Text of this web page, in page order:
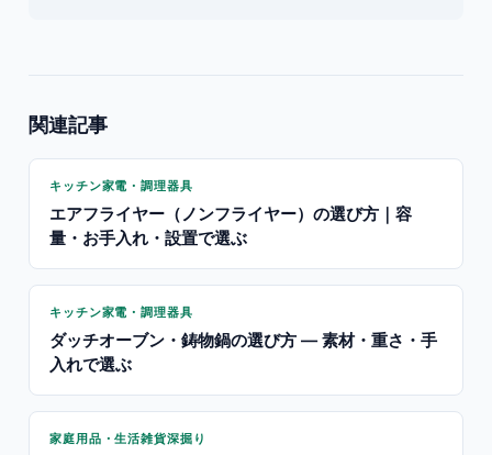
関連記事
キッチン家電・調理器具
エアフライヤー（ノンフライヤー）の選び方｜容
量・お手入れ・設置で選ぶ
キッチン家電・調理器具
ダッチオーブン・鋳物鍋の選び方 — 素材・重さ・手
入れで選ぶ
家庭用品・生活雑貨深掘り